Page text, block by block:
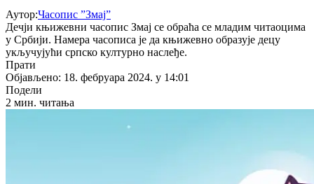
Аутор:Часопис ”Змај”
Дечји књижевни часопис Змај се обраћа се младим читаоцима
у Србији. Намера часописа је да књижевно образује децу
укључујући српско културно наслеђе.
Прати
Објављено: 18. фебруара 2024. у 14:01
Подели
2 мин. читања